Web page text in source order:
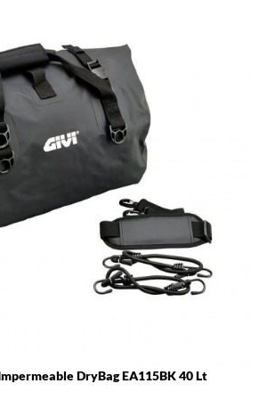
DryBag EA115BK 40 Lt